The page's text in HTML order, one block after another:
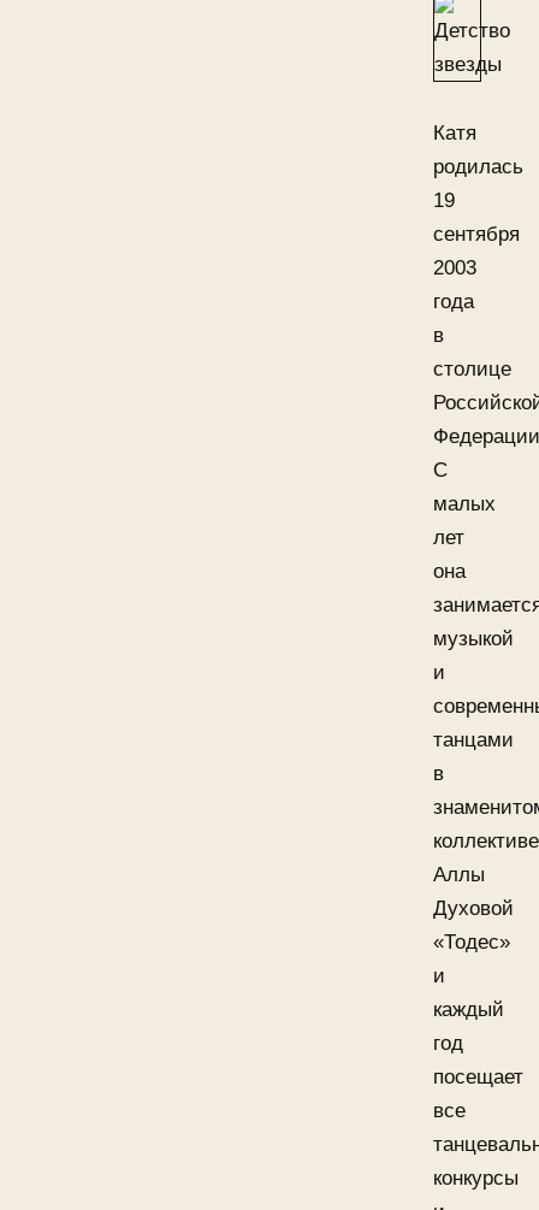
Катя
родилась
19
сентября
2003
года
в
столице
С
малых
лет
она
музыкой
и
танцами
в
коллективе
Аллы
Духовой
«Тодес»
и
каждый
год
посещает
все
конкурсы